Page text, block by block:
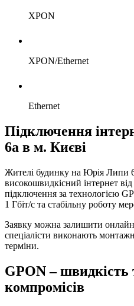
XPON
XPON/Ethernet
Ethernet
Підключення
6а в м. Києві
Жителі будинку на Юрія Липи
високошвидкісний інтернет
підключення за технологією
1 Гбіт/с та стабільну роботу
Заявку можна залишити
спеціалісти виконають
терміни.
GPON – швидкість
компромісів